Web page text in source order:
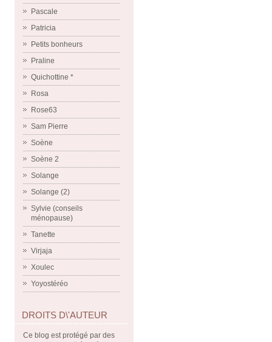
Pascale
Patricia
Petits bonheurs
Praline
Quichottine *
Rosa
Rose63
Sam Pierre
Soène
Soène 2
Solange
Solange (2)
Sylvie (conseils
ménopause)
Tanette
Virjaja
Xoulec
Yoyostéréo
DROITS D\'AUTEUR
Ce blog est protégé par des